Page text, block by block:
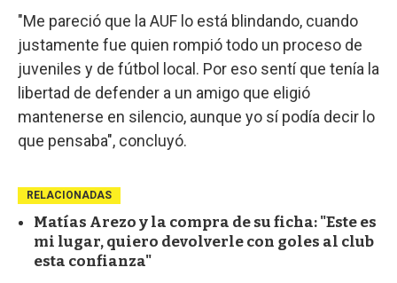
"Me pareció que la AUF lo está blindando, cuando
justamente fue quien rompió todo un proceso de
juveniles y de fútbol local. Por eso sentí que tenía la
libertad de defender a un amigo que eligió
mantenerse en silencio, aunque yo sí podía decir lo
que pensaba", concluyó.
RELACIONADAS
Matías Arezo y la compra de su ficha: "Este es
mi lugar, quiero devolverle con goles al club
esta confianza"